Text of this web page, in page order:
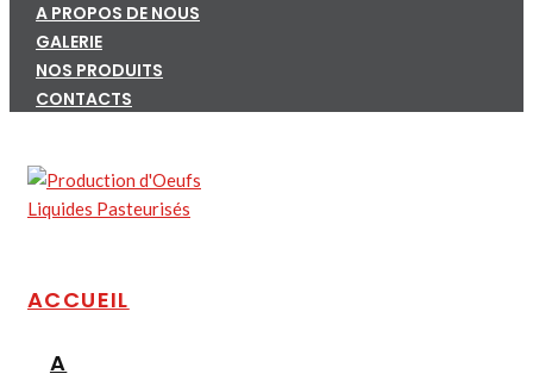
A PROPOS DE NOUS
GALERIE
NOS PRODUITS
CONTACTS
ACCUEIL
A